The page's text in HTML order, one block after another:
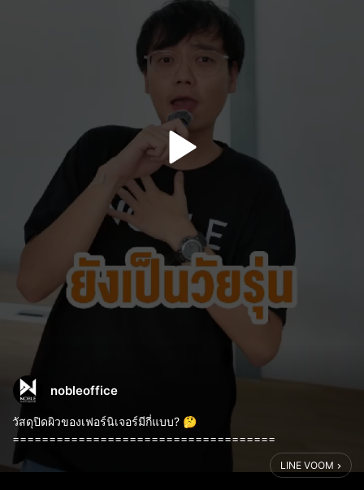
nobleoffice
วัสดุปิดผิวของเฟอร์นิเจอร์มีกี่แบบ? 🤔
====================================
📞 สอบถามเพิ่มเติม/สั่งซื้อ 02-117-1772
LINE VOOM